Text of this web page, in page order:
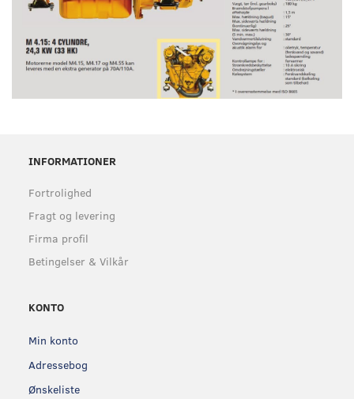
INFORMATIONER
Fortrolighed
Fragt og levering
Firma profil
Betingelser & Vilkår
KONTO
Min konto
Adressebog
Ønskeliste